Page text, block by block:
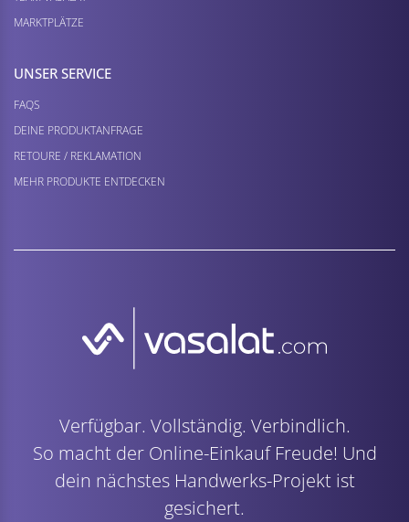
MARKTPLÄTZE
UNSER SERVICE
FAQS
DEINE PRODUKTANFRAGE
RETOURE / REKLAMATION
MEHR PRODUKTE ENTDECKEN
Verfügbar. Vollständig. Verbindlich.
So macht der Online-Einkauf Freude! Und
dein nächstes Handwerks-Projekt ist
gesichert.